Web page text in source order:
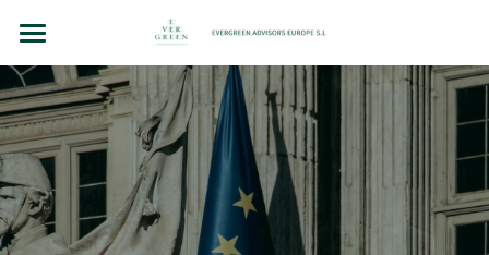
主页
团队故事
法律顾问（BCN LEX）
房地产投资